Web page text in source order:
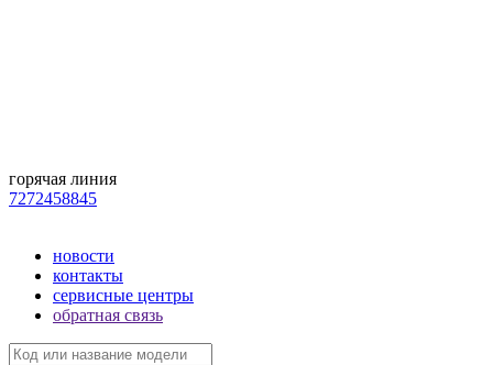
горячая линия
7272458845
новости
контакты
сервисные центры
обратная связь